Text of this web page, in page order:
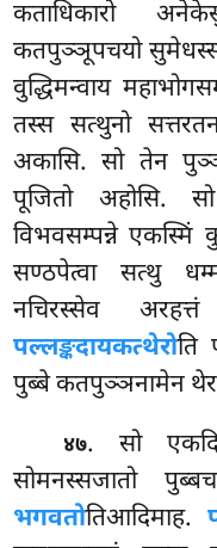
कताधिकारो
कतपुञ्ञूपचयो सुमेधस्स
वुद्धिमन्वाय
तस्स सत्थुनो
अकासि. सो तेन
पूजितो अहोसि.
विभवसम्पन्ने एकस्मिं
सण्ठपेत्वा सत्थु
नचिरस्सेव
पल्लङ्कदायकत्थेरोति
पुब्बे कतपुञ्ञनामेन
४७. सो
सोमनस्सजातो
भगवतोतिआदिमाह.